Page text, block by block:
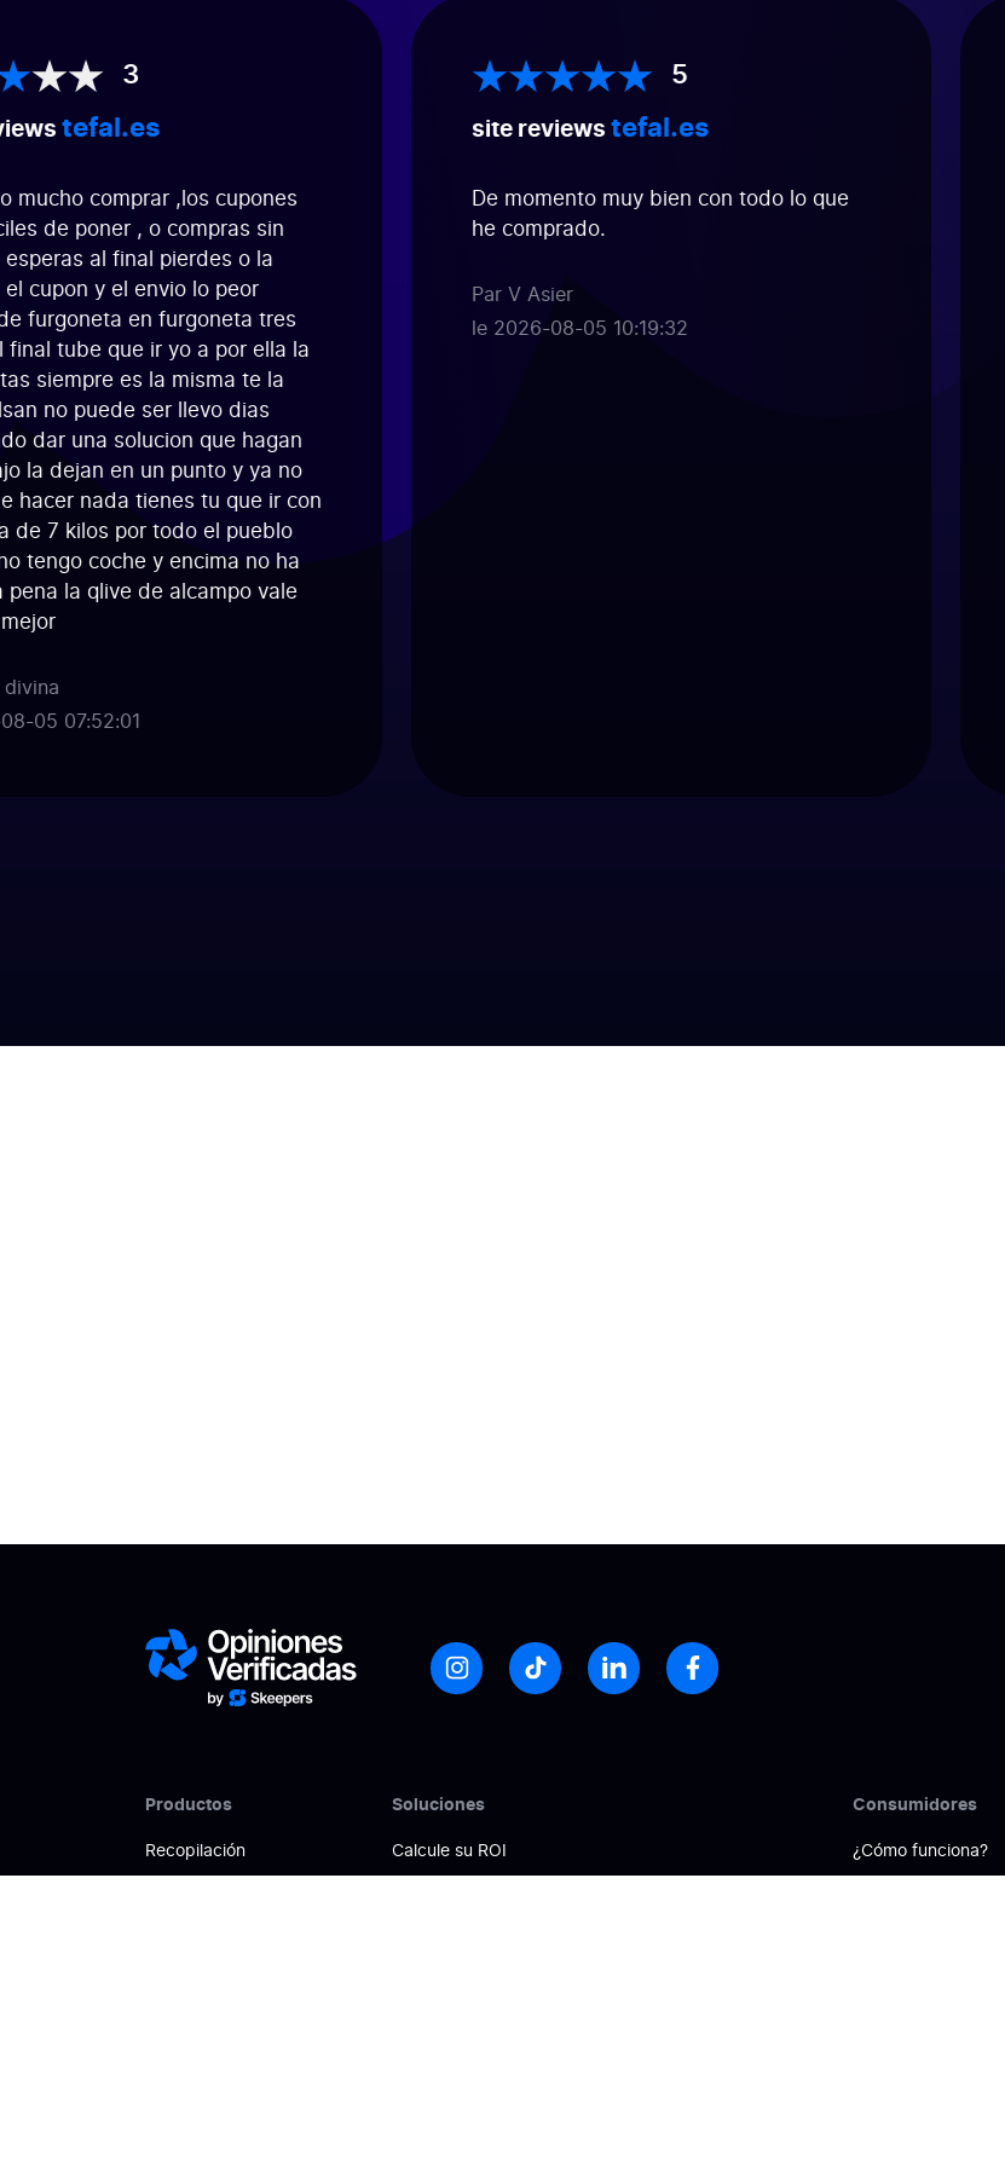
3
tefal.es
comprar ,los cupones
de poner , o compras sin
al final pierdes o la
y el envio lo peor
en furgoneta tres
tube que ir yo a por ella la
siempre es la misma te la
no puede ser llevo dias
dar una solucion que hagan
dejan en un punto y ya no
nada tienes tu que ir con
7 kilos por todo el pueblo
coche y encima no ha
la qlive de alcampo vale
07:52:01
5
site reviewstefal.es
De momento muy bien con todo lo que
he comprado.
Par V Asier
le 2026-08-05 10:19:32
Productos
Recopilación
Soluciones
Calcule su ROI
Consumidores
¿Cómo funciona?